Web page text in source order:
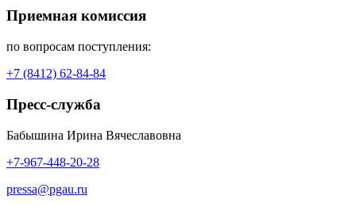
Приемная комиссия
по вопросам поступления:
+7 (8412) 62-84-84
Пресс-служба
Бабышина Ирина Вячеславовна
+7-967-448-20-28
pressa@pgau.ru